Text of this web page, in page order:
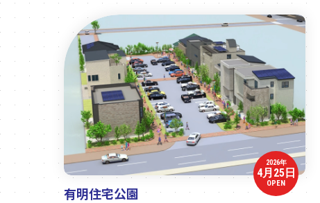
2026年
4月25日
OPEN
有明住宅公園